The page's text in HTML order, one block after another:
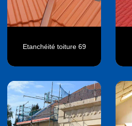
Etanchéité toiture 69